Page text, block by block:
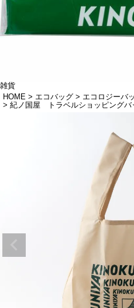
雑貨
HOME
エコバッグ
エコロジーバ
紀ノ国屋 トラベルショッピングバ